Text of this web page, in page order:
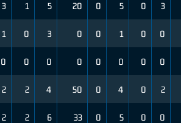
3 1 5 20 0 5 0 3
1 0 3 0 0 1 0 0
0 0 0 0 0 0 0 0
2 2 4 50 0 4 0 2
2 2 6 33 0 5 0 0